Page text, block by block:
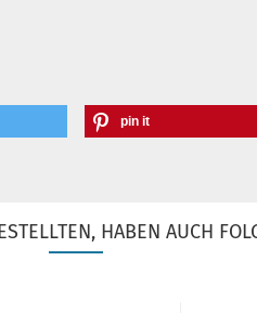
pin it
HABEN AUCH